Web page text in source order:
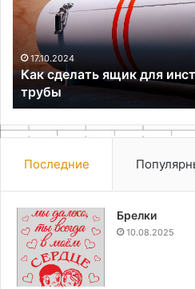
инструментов
трубы17.10.2024
Как сделать ящик для
трубы
Последние
Брелки
10.08.2025